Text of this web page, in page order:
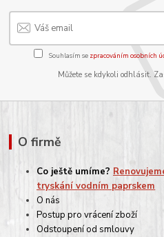
Souhlasím se zpracováním osobních
Můžete se kdykoli odhlásit.
O firmě
Co ještě umíme?
tryskání vodním paprskem
O nás
Postup pro vrácení zboží
Odstoupení od smlouvy